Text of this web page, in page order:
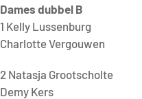
Dames dubbel B
1 Kelly Lussenburg
Charlotte Vergouwen
2 Natasja Grootscholte
Demy Kers